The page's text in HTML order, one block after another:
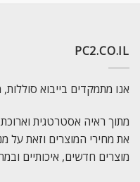
PC2.CO.IL
אנו מתמקדים בייבוא
מתוך ראיה אסטרטגית
את מחירי המוצרים וזאת על
מוצרים חדשים, איכותיים